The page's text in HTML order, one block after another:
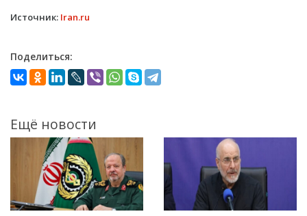
Источник: Iran.ru
Поделиться:
Ещё новости